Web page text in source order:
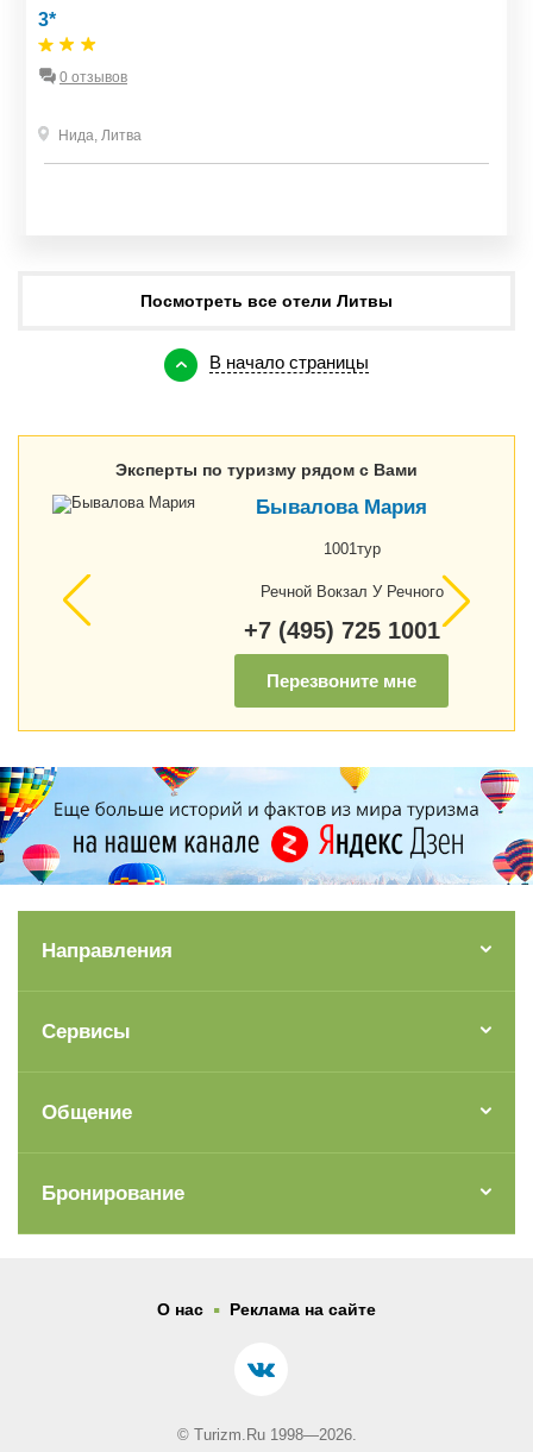
3*
0 отзывов
Нида, Литва
Посмотреть все отели Литвы
В начало страницы
Эксперты по туризму рядом с Вами
Бывалова Мария
1001тур
Речной Вокзал У Речного
+7 (495) 725 1001
Перезвоните мне
Направления
Сервисы
Общение
Бронирование
О нас . Реклама на сайте
© Turizm.Ru 1998—2026.